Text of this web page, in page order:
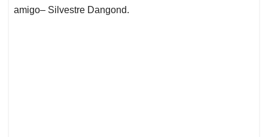
amigo– Silvestre Dangond.